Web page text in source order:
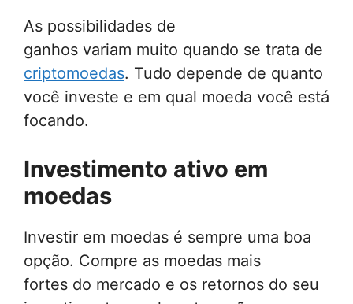
As possibilidades de
ganhos variam muito quando se trata de
criptomoedas. Tudo depende de quanto
você investe e em qual moeda você está
focando.
Investimento ativo em
moedas
Investir em moedas é sempre uma boa
opção. Compre as moedas mais
fortes do mercado e os retornos do seu